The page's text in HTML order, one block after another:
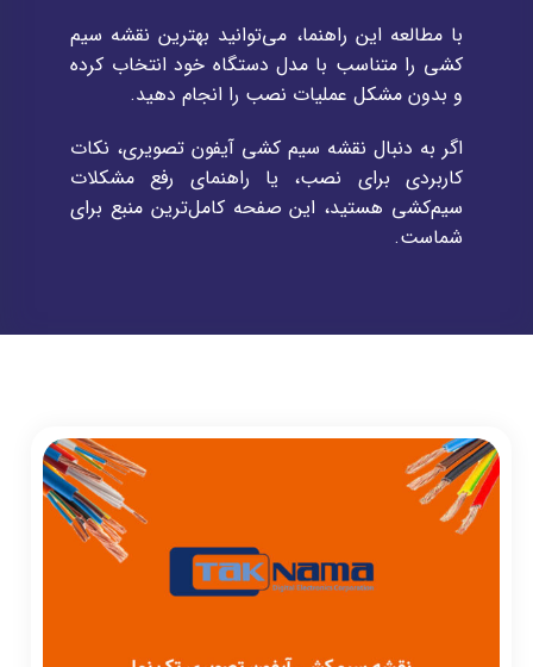
با مطالعه این راهنما، می‌توانید بهترین نقشه سیم
کشی را متناسب با مدل دستگاه خود انتخاب کرده
و بدون مشکل عملیات نصب را انجام دهید.
اگر به دنبال نقشه سیم کشی آیفون تصویری، نکات
کاربردی برای نصب، یا راهنمای رفع مشکلات
سیم‌کشی هستید، این صفحه کامل‌ترین منبع برای
شماست.